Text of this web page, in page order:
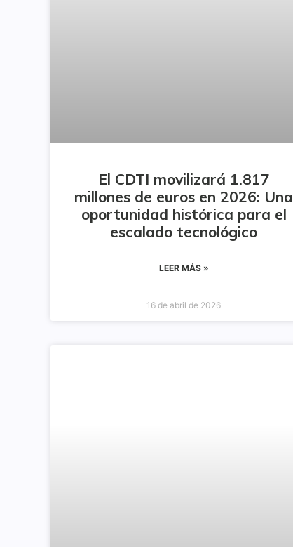
El CDTI movilizará 1.817
millones de euros en 2026: Una
oportunidad histórica para el
escalado tecnológico
LEER MÁS »
16 de abril de 2026